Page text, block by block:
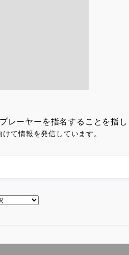
レーヤーを指名することを指
て情報を発信しています。